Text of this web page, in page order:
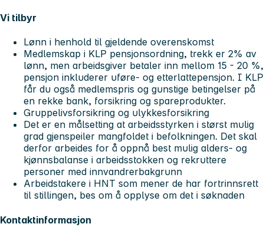
Vi tilbyr
Lønn i henhold til gjeldende overenskomst
Medlemskap i KLP pensjonsordning, trekk er 2% av
lønn, men arbeidsgiver betaler inn mellom 15 - 20 %,
pensjon inkluderer uføre- og etterlattepensjon. I KLP
får du også medlemspris og gunstige betingelser på
en rekke bank, forsikring og spareprodukter.
Gruppelivsforsikring og ulykkesforsikring
Det er en målsetting at arbeidsstyrken i størst mulig
grad gjenspeiler mangfoldet i befolkningen. Det skal
derfor arbeides for å oppnå best mulig alders- og
kjønnsbalanse i arbeidsstokken og rekruttere
personer med innvandrerbakgrunn
Arbeidstakere i HNT som mener de har fortrinnsrett
til stillingen, bes om å opplyse om det i søknaden
Kontaktinformasjon